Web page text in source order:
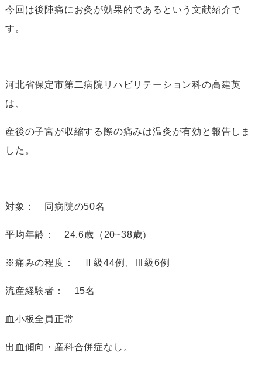
今回は後陣痛にお灸が効果的であるという文献紹介で
す。
河北省保定市第二病院リハビリテーション科の高建英
は、
産後の子宮が収縮する際の痛みは温灸が有効 と報告しま
した。
対象： 同病院の50名
平均年齢： 24.6歳（20~38歳）
※痛みの程度： Ⅱ級44例、Ⅲ級6例
流産経験者： 15名
血小板全員正常
出血傾向・産科合併症なし。